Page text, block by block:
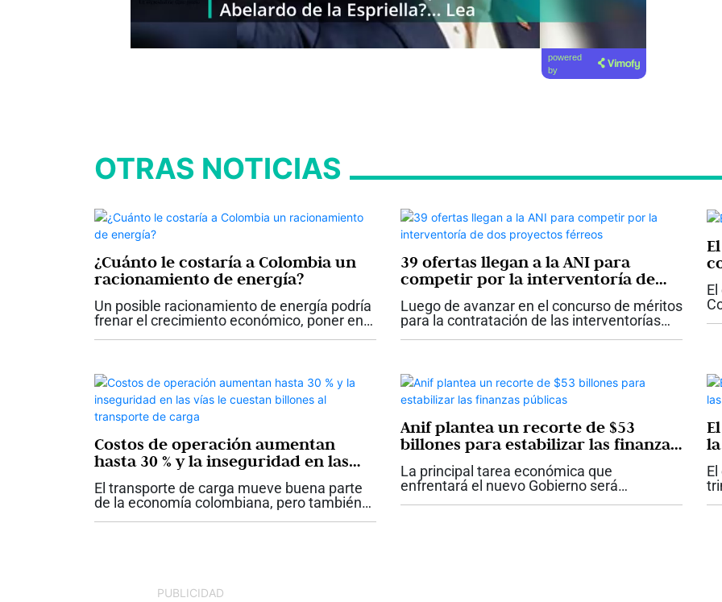
powered
by
OTRAS NOTICIAS
¿Cuánto le costaría a Colombia un
racionamiento de energía?
Un posible racionamiento de energía podría
frenar el crecimiento económico, poner en
39 ofertas llegan a la ANI para
competir por la interventoría de
dos proyectos férreos
Luego de avanzar en el concurso de méritos
para la contratación de las interventorías
Costos de operación aumentan
hasta 30 % y la inseguridad en las
vías le cuestan billones al
transporte de carga
El transporte de carga mueve buena parte
de la economía colombiana, pero también
Anif plantea un recorte de $53
billones para estabilizar las finanzas
públicas
La principal tarea económica que
enfrentará el nuevo Gobierno será
PUBLICIDAD